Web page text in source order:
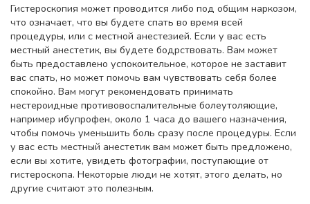
Гистероскопия может проводится либо под общим наркозом,
что означает, что вы будете спать во время всей
процедуры, или с местной анестезией. Если у вас есть
местный анестетик, вы будете бодрствовать. Вам может
быть предоставлено ​​успокоительное, которое не заставит
вас спать, но может помочь вам чувствовать себя более
спокойно. Вам могут рекомендовать принимать
нестероидные противовоспалительные болеутоляющие,
например ибупрофен, около 1 часа до вашего назначения,
чтобы помочь уменьшить боль сразу после процедуры. Если
у вас есть местный анестетик вам может быть предложено,
если вы хотите, увидеть фотографии, поступающие от
гистероскопа. Некоторые люди не хотят, этого делать, но
другие считают это полезным.